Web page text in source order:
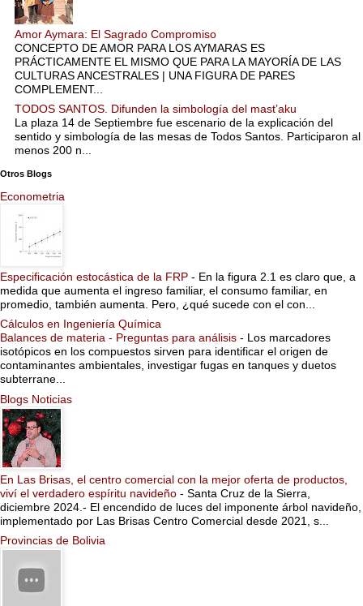
Amor Aymara: El Sagrado Compromiso
CONCEPTO DE AMOR PARA LOS AYMARAS ES
PRÁCTICAMENTE EL MISMO QUE PARA LA MAYORÍA DE LAS
CULTURAS ANCESTRALES | UNA FIGURA DE PARES
COMPLEMENT...
TODOS SANTOS. Difunden la simbología del mast’aku
La plaza 14 de Septiembre fue escenario de la explicación del
sentido y simbología de las mesas de Todos Santos. Participaron al
menos 200 n...
Otros Blogs
Econometria
Especificación estocástica de la FRP - En la figura 2.1 es claro que, a
medida que aumenta el ingreso familiar, el consumo familiar, en
promedio, también aumenta. Pero, ¿qué sucede con el con...
Cálculos en Ingeniería Química
Balances de materia - Preguntas para análisis - Los marcadores
isotópicos en los compuestos sirven para identificar el origen de
contaminantes ambientales, investigar fugas en tanques y duetos
subterrane...
Blogs Noticias
En Las Brisas, el centro comercial con la mejor oferta de productos,
viví el verdadero espíritu navideño - Santa Cruz de la Sierra,
diciembre 2024.- El encendido de luces del imponente árbol navideño,
implementado por Las Brisas Centro Comercial desde 2021, s...
Provincias de Bolivia